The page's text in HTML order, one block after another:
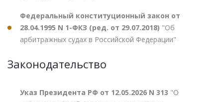
Федеральный конституционный закон от
28.04.1995 N 1-ФКЗ (ред. от 29.07.2018) "Об
арбитражных судах в Российской Федерации"
Законодательство
Указ Президента РФ от 12.05.2026 N 313 "О